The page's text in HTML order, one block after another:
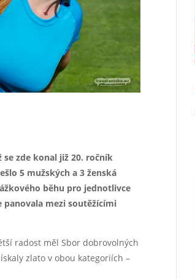
zde konal již 20. ročník
5 mužských a 3 ženská
běhu pro jednotlivce
panovala mezi soutěžícími
radost měl Sbor dobrovolných
zlato v obou kategoriích –